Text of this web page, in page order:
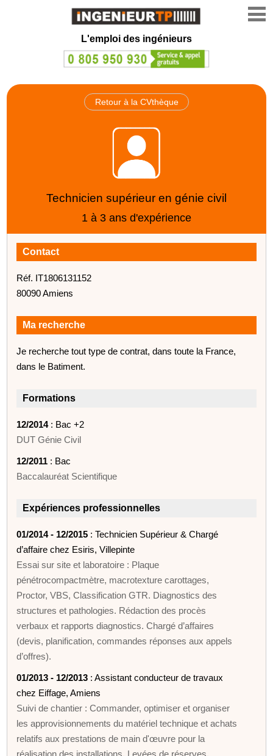
L'emploi des ingénieurs
Retour à la CVthèque
Technicien supérieur en génie civil
1 à 3 ans d'expérience
Contact
Réf. IT1806131152
80090 Amiens
Ma recherche
Je recherche tout type de contrat, dans toute la France,
dans le Batiment.
Formations
12/2014: Bac +2
DUT Génie Civil
12/2011 : Bac
Baccalauréat Scientifique
Expériences professionnelles
01/2014 - 12/2015 : Technicien Supérieur & Chargé
d’affaire chez Esiris, Villepinte
Essai sur site et laboratoire : Plaque
pénétrocompactmètre, macrotexture carottages,
Proctor, VBS, Classification GTR. Diagnostics des
structures et pathologies. Rédaction des procès
verbaux et rapports diagnostics. Chargé d’affaires
(devis, planification, commandes réponses aux appels
d’offres).
01/2013 - 12/2013 : Assistant conducteur de travaux
chez Eiffage, Amiens
Suivi de chantier : Commander, optimiser et organiser
les approvisionnements du matériel technique et achats
relatifs aux prestations de main d'œuvre pour la
réalisation des installations. Levées de réserves.